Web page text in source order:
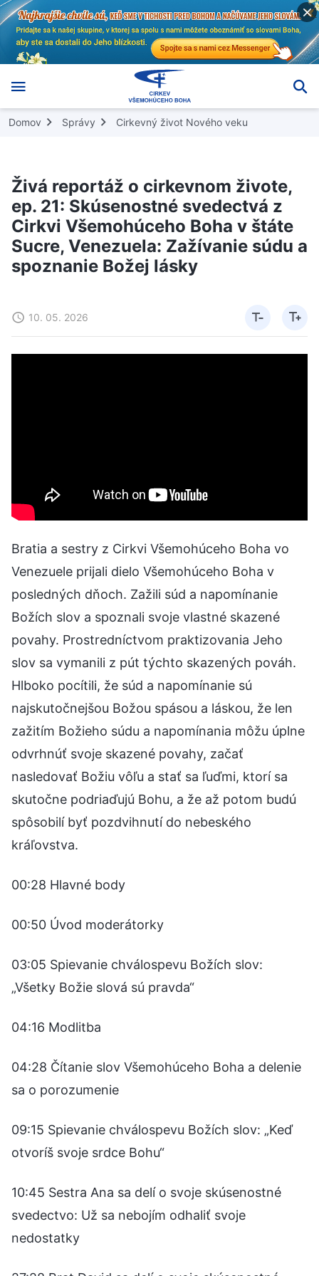
Domov Správy Cirkevný život Nového veku
Živá reportáž o cirkevnom živote,
ep. 21: Skúsenostné svedectvá z
Cirkvi Všemohúceho Boha v štáte
Sucre, Venezuela: Zažívanie súdu a
spoznanie Božej lásky
10. 05. 2026
Bratia a sestry z Cirkvi Všemohúceho Boha vo
Venezuele prijali dielo Všemohúceho Boha v
posledných dňoch. Zažili súd a napomínanie
Božích slov a spoznali svoje vlastné skazené
povahy. Prostredníctvom praktizovania Jeho
slov sa vymanili z pút týchto skazených pováh.
Hlboko pocítili, že súd a napomínanie sú
najskutočnejšou Božou spásou a láskou, že len
zažitím Božieho súdu a napomínania môžu úplne
odvrhnúť svoje skazené povahy, začať
nasledovať Božiu vôľu a stať sa ľuďmi, ktorí sa
skutočne podriaďujú Bohu, a že až potom budú
spôsobilí byť pozdvihnutí do nebeského
kráľovstva.
00:28 Hlavné body
00:50 Úvod moderátorky
03:05 Spievanie chválospevu Božích slov:
„Všetky Božie slová sú pravda“
04:16 Modlitba
04:28 Čítanie slov Všemohúceho Boha a delenie
sa o porozumenie
09:15 Spievanie chválospevu Božích slov: „Keď
otvoríš svoje srdce Bohu“
10:45 Sestra Ana sa delí o svoje skúsenostné
svedectvo: Už sa nebojím odhaliť svoje
nedostatky